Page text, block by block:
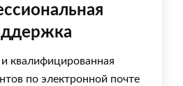
и квалифицированная
по электронной почте